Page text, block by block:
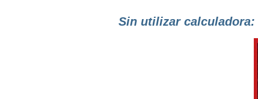
Sin utilizar calculadora: